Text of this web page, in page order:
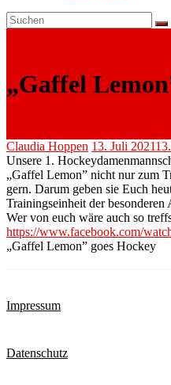
„Gaffel
Claudia Hoppen 13. Juli 2021
Unsere 1.
„Gaffel Lemon” nicht nur zum
gern. Darum geben sie Euch
Trainingseinheit der besonderen
Wer von euch wäre auch so
https://www.facebook.com/
„Gaffel Lemon” goes Hockey
Impressum
Datenschutz